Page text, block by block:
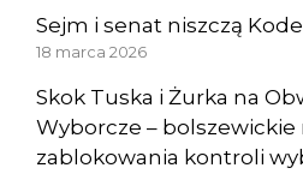
Sejm i senat niszczą
18 marca 2026
Skok Tuska i Żurka na
Wyborcze –
zablokowania kontroli